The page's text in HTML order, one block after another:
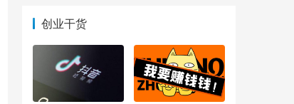
创业干货